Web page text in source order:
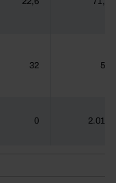
32 57
0 2.019